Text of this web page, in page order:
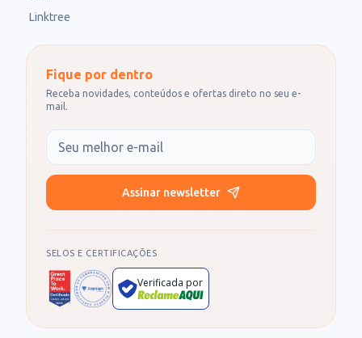
Linktree
Fique por dentro
Receba novidades, conteúdos e ofertas direto no seu e-
mail.
Seu e-mail
Assinar newsletter
SELOS E CERTIFICAÇÕES
Verificada por